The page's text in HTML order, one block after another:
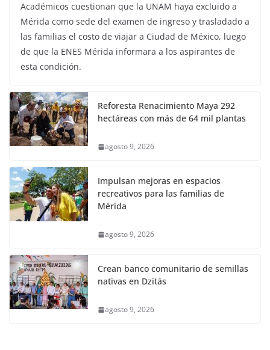
Académicos cuestionan que la UNAM haya excluido a
Mérida como sede del examen de ingreso y trasladado a
las familias el costo de viajar a Ciudad de México, luego
de que la ENES Mérida informara a los aspirantes de
esta condición.
Reforesta Renacimiento Maya 292
hectáreas con más de 64 mil plantas
agosto 9, 2026
Impulsan mejoras en espacios
recreativos para las familias de
Mérida
agosto 9, 2026
Crean banco comunitario de semillas
nativas en Dzitás
agosto 9, 2026